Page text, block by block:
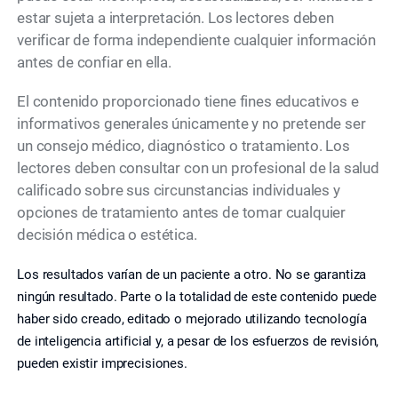
estar sujeta a interpretación. Los lectores deben
verificar de forma independiente cualquier información
antes de confiar en ella.
El contenido proporcionado tiene fines educativos e
informativos generales únicamente y no pretende ser
un consejo médico, diagnóstico o tratamiento. Los
lectores deben consultar con un profesional de la salud
calificado sobre sus circunstancias individuales y
opciones de tratamiento antes de tomar cualquier
decisión médica o estética.
Los resultados varían de un paciente a otro. No se garantiza
ningún resultado. Parte o la totalidad de este contenido puede
haber sido creado, editado o mejorado utilizando tecnología
de inteligencia artificial y, a pesar de los esfuerzos de revisión,
pueden existir imprecisiones.